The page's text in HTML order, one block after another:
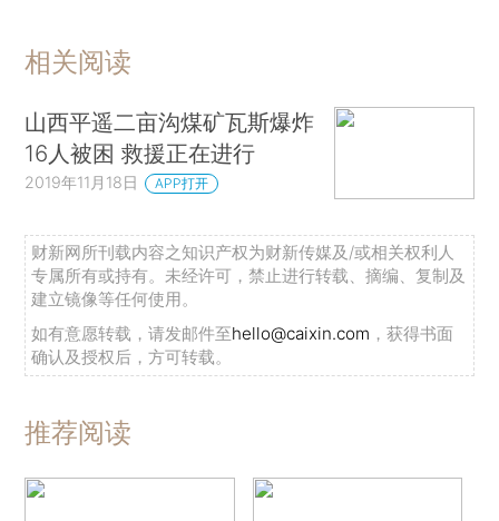
相关阅读
山西平遥二亩沟煤矿瓦斯爆炸
16人被困 救援正在进行
2019年11月18日 APP打开
财新网所刊载内容之知识产权为财新传媒及/或相关权利人
专属所有或持有。未经许可，禁止进行转载、摘编、复制及
建立镜像等任何使用。
如有意愿转载，请发邮件至hello@caixin.com ，获得书面
确认及授权后，方可转载。
推荐阅读